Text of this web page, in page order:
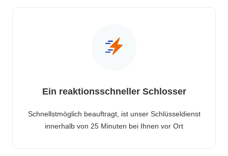
Ein reaktionsschneller Schlosser
Schnellstmöglich beauftragt, ist unser Schlüsseldienst
innerhalb von 25 Minuten bei Ihnen vor Ort